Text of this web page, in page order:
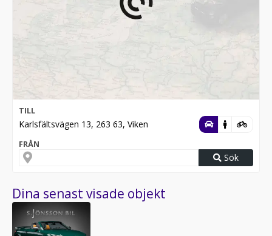
TILL
Karlsfältsvägen 13, 263 63, Viken
FRÅN
Sök
Dina senast visade objekt